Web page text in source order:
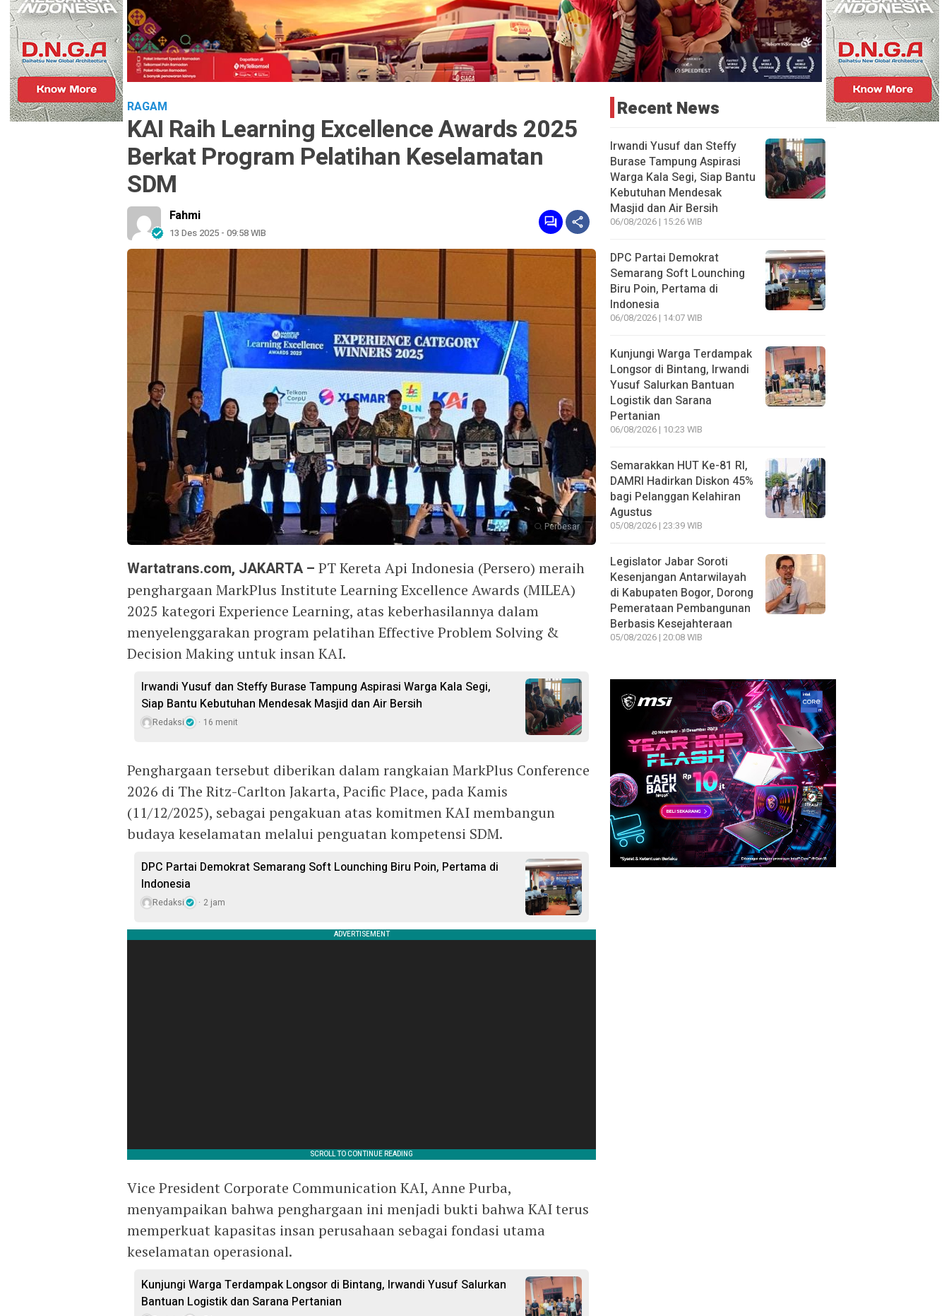
RAGAM
KAI Raih Learning Excellence Awards 2025
Berkat Program Pelatihan Keselamatan
SDM
Fahmi
13 Des 2025 - 09:58 WIB
Perbesar
Wartatrans.com, JAKARTA – PT Kereta Api Indonesia (Persero) meraih
penghargaan MarkPlus Institute Learning Excellence Awards (MILEA)
2025 kategori Experience Learning, atas keberhasilannya dalam
menyelenggarakan program pelatihan Effective Problem Solving &
Decision Making untuk insan KAI.
Irwandi Yusuf dan Steffy Burase Tampung Aspirasi Warga Kala Segi,
Siap Bantu Kebutuhan Mendesak Masjid dan Air Bersih
Redaksi 16 menit
Penghargaan tersebut diberikan dalam rangkaian MarkPlus Conference
2026 di The Ritz-Carlton Jakarta, Pacific Place, pada Kamis
(11/12/2025), sebagai pengakuan atas komitmen KAI membangun
budaya keselamatan melalui penguatan kompetensi SDM.
DPC Partai Demokrat Semarang Soft Lounching Biru Poin, Pertama di
Indonesia
Redaksi 2 jam
Vice President Corporate Communication KAI, Anne Purba,
menyampaikan bahwa penghargaan ini menjadi bukti bahwa KAI terus
memperkuat kapasitas insan perusahaan sebagai fondasi utama
keselamatan operasional.
Kunjungi Warga Terdampak Longsor di Bintang, Irwandi Yusuf Salurkan
Bantuan Logistik dan Sarana Pertanian
Recent News
Irwandi Yusuf dan Steffy
Burase Tampung Aspirasi
Warga Kala Segi, Siap Bantu
Kebutuhan Mendesak
Masjid dan Air Bersih
06/08/2026 | 15:26 WIB
DPC Partai Demokrat
Semarang Soft Lounching
Biru Poin, Pertama di
Indonesia
06/08/2026 | 14:07 WIB
Kunjungi Warga Terdampak
Longsor di Bintang, Irwandi
Yusuf Salurkan Bantuan
Logistik dan Sarana
Pertanian
06/08/2026 | 10:23 WIB
Semarakkan HUT Ke-81 RI,
DAMRI Hadirkan Diskon 45%
bagi Pelanggan Kelahiran
Agustus
05/08/2026 | 23:39 WIB
Legislator Jabar Soroti
Kesenjangan Antarwilayah
di Kabupaten Bogor, Dorong
Pemerataan Pembangunan
Berbasis Kesejahteraan
05/08/2026 | 20:08 WIB